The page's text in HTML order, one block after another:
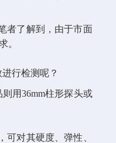
者了解到，由于市面
。
行检测呢？
用36mm柱形探头或
对其硬度、弹性、